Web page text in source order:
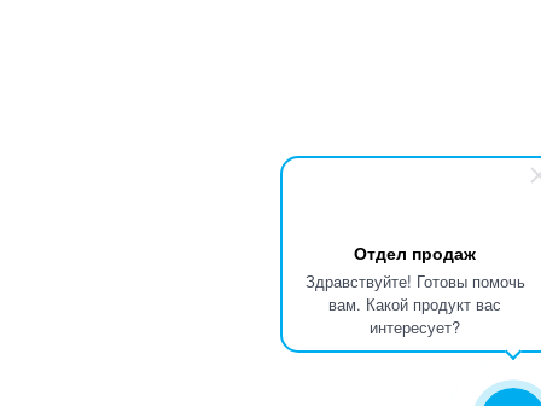
Отдел продаж
Здравствуйте! Готовы помочь
вам. Какой продукт вас
интересует?